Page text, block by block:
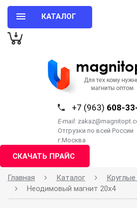
КАТАЛОГ
+7 (963) 608-
E-mail:
Отгрузки по всей России
г.Москва
СКАЧАТЬ ПРАЙС
Главная Каталог
Неодимовый магнит 20х4